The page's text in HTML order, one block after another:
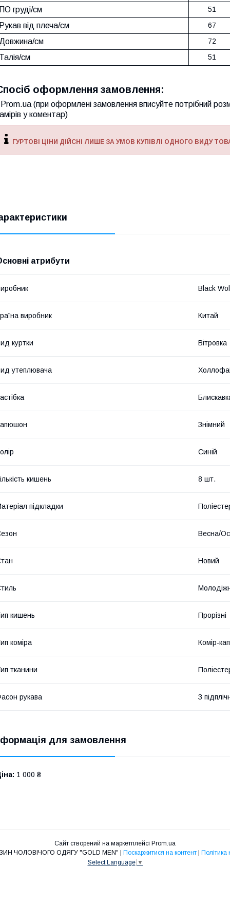
ПО груді/см 51
Рукав від плеча/см 67
Довжина/см 72
Талія/см 51
оформлення замовлення:
Prom.ua (при оформлені замовлення вписуйте потрібний
у коментар)
ГУРТОВІ ЦІНИ ДІЙСНІ ЛИШЕ ЗА УМОВ КУПІВЛІ ОДНОГО ВИДУ
атрибути
Black
виробник Китай
куртки Вітровка
утеплювача
Знімний
Синій
кишень 8 шт.
підкладки
Весна/
Новий
кишень Прорізні
коміра Комір-
тканини
рукава З
для замовлення
1 000 ₴
Сайт створений на маркетплейсі Prom.ua
Поскаржитися на контент
Політика
Select Language ▼